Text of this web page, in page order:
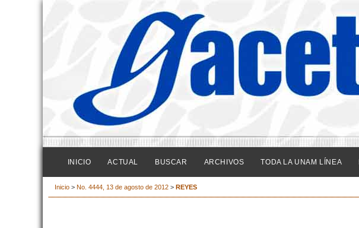
INICIO ACTUAL BUSCAR ARCHIVOS TODA LA UNAM LÍNEA
Inicio > No. 4444, 13 de agosto de 2012 > REYES